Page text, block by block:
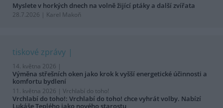
Myslete v horkých dnech na volně žijící ptáky a další zvířata
28.7.2026 | Karel Makoň
tiskové zprávy
14. května 2026 |
Výměna střešních oken jako krok k vyšší energetické účinnosti a
komfortu bydlení
11. května 2026 | Vrchlabí do toho!
Vrchlabí do toho!: Vrchlabí do toho! chce vyhrát volby. Nabízí
Lukáše Teplého jako nového starostu